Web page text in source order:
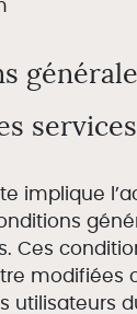
implique
Ces
modifiées
utilisateurs